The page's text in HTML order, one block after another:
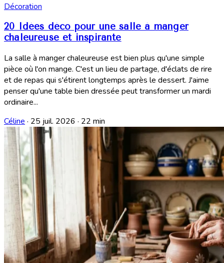
Décoration
20 Idées déco pour une salle à manger
chaleureuse et inspirante
La salle à manger chaleureuse est bien plus qu'une simple
pièce où l'on mange. C'est un lieu de partage, d'éclats de rire
et de repas qui s'étirent longtemps après le dessert. J'aime
penser qu'une table bien dressée peut transformer un mardi
ordinaire...
Céline · 25 juil. 2026 · 22 min